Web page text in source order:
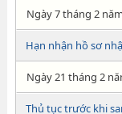
Ngày 7 tháng 2
Hạn nhận hồ sơ
Ngày 21 tháng 2
Thủ tục trước khi